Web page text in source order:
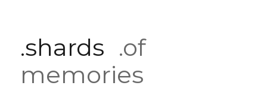
.shards .of
memories